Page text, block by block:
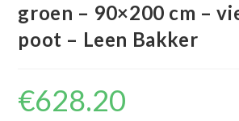
groen – 90×200 cm –
poot – Leen Bakker
€628.20